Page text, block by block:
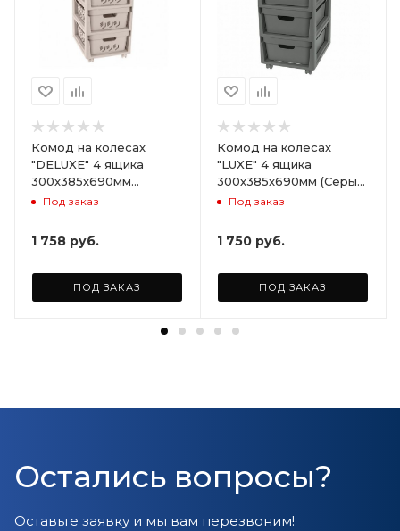
Комод на колесах
"DELUXE" 4 ящика
300х385х690мм
(Светло-бежевый)
Под заказ
1 758 руб.
ПОД ЗАКАЗ
Комод на колесах
"LUXE" 4 ящика
300х385х690мм (Серый)
ARD258086
Под заказ
1 750 руб.
ПОД ЗАКАЗ
Остались вопросы?
Оставьте заявку и мы вам перезвоним!